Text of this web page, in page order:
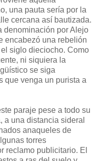
una pauta sería por la
cercana así bautizada.
denominación por Alejo
encabezó una rebelión
siglo dieciocho. Como
ni siquiera la
se siga
que venga un purista a
paraje pese a todo su
a una distancia sideral
anaqueles de
torres
reclamo publicitario. El